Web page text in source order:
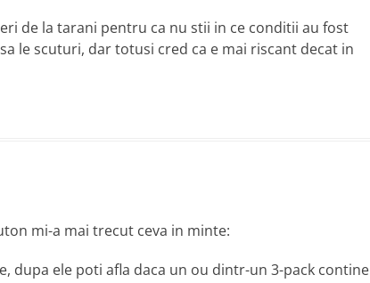
de la tarani pentru ca nu stii in ce conditii au fost
le scuturi, dar totusi cred ca e mai riscant decat in
mi-a mai trecut ceva in minte:
dupa ele poti afla daca un ou dintr-un 3-pack contine